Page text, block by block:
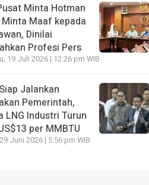
Minta Hotman
Maaf kepada
Dinilai
Profesi Pers
19 Juli 2026 | 12:26 pm WIB
Jalankan
Pemerintah,
LNG Industri Turun
per MMBTU
Juni 2026 | 5:56 pm WIB